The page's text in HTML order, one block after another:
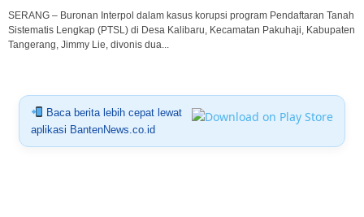
SERANG – Buronan Interpol dalam kasus korupsi program Pendaftaran Tanah
Sistematis Lengkap (PTSL) di Desa Kalibaru, Kecamatan Pakuhaji, Kabupaten
Tangerang, Jimmy Lie, divonis dua...
Baca berita lebih cepat lewat
aplikasi BantenNews.co.id